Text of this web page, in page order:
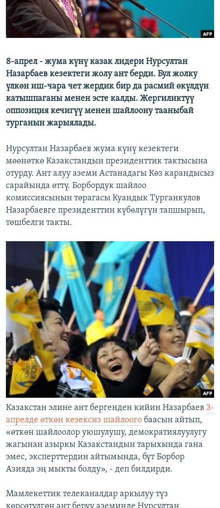
ЭЕ/АРнун бардык сайттары
8-апрел - жума күнү казак лидери Нурсултан
Назарбаев кезектеги жолу ант берди. Бул жолку
үлкөн иш-чара чет жердик бир да расмий өкүлдүн
катышпаганы менен эсте калды. Жергиликтүү
оппозиция кечигүү менен шайлоону тааныбай
турганын жарыялады.
Нурсултан Назарбаев жума күнү кезектеги
мөөнөткө Казакстандын президенттик тактысына
отурду. Ант алуу аземи Астанадагы Көз карандысыз
сарайында өттү. Борбордук шайлоо
комиссиясынын төрагасы Куандык Турганкулов
Назарбаевге президенттин күбөлүгүн тапшырып,
төшбелги такты.
Казакстан элине ант бергенден кийин Назарбаев 3-
апрелде өткөн кезексиз шайлоого баасын айтып,
«өткөн шайлоолор уюшулушу, демократиялуулугу
жагынан азыркы Казакстандын тарыхында гана
эмес, эксперттердин айтымында, бүт Борбор
Азияда эң мыкты болду», - деп билдирди.
Мамлекеттик телеканалдар аркылуу түз